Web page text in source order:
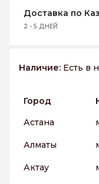
Доставка по
2 - 5 ДНЕЙ
Наличие: Есть в
Город
Астана
Алматы
Актау